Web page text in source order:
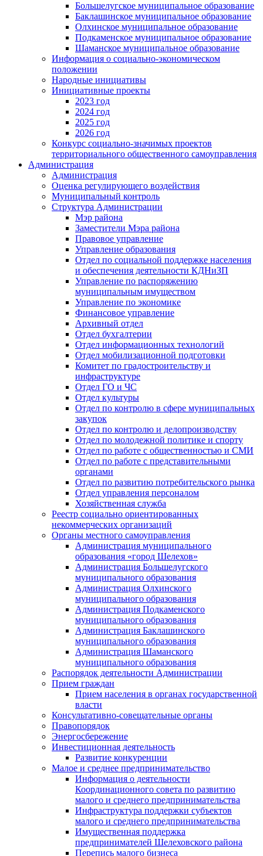
Большелугское муниципальное образование
Баклашинское муниципальное образование
Олхинское муниципальное образование
Подкаменское муниципальное образование
Шаманское муниципальное образование
Информация о социально-экономическом
положении
Народные инициативы
Инициативные проекты
2023 год
2024 год
2025 год
2026 год
Конкурс социально-значимых проектов
территориального общественного самоуправления
Администрация
Администрация
Оценка регулирующего воздействия
Муниципальный контроль
Структура Администрации
Мэр района
Заместители Мэра района
Правовое управление
Управление образования
Отдел по социальной поддержке населения
и обеспечения деятельности КДНиЗП
Управление по распоряжению
муниципальным имуществом
Управление по экономике
Финансовое управление
Архивный отдел
Отдел бухгалтерии
Отдел информационных технологий
Отдел мобилизационной подготовки
Комитет по градостроительству и
инфраструктуре
Отдел ГО и ЧС
Отдел культуры
Отдел по контролю в сфере муниципальных
закупок
Отдел по контролю и делопроизводству
Отдел по молодежной политике и спорту
Отдел по работе с общественностью и СМИ
Отдел по работе с представительными
органами
Отдел по развитию потребительского рынка
Отдел управления персоналом
Хозяйственная служба
Реестр социально ориентированных
некоммерческих организаций
Органы местного самоуправления
Администрация муниципального
образования «город Шелехов»
Администрация Большелугского
муниципального образования
Администрация Олхинского
муниципального образования
Администрация Подкаменского
муниципального образования
Администрация Баклашинского
муниципального образования
Администрация Шаманского
муниципального образования
Распорядок деятельности Администрации
Прием граждан
Прием населения в органах государственной
власти
Консультативно-совещательные органы
Правопорядок
Энергосбережение
Инвестиционная деятельность
Развитие конкуренции
Малое и среднее предпринимательство
Информация о деятельности
Координационного совета по развитию
малого и среднего предпринимательства
Инфраструктура поддержки субъектов
малого и среднего предпринимательства
Имущественная поддержка
предпринимателей Шелеховского района
Перепись малого бизнеса